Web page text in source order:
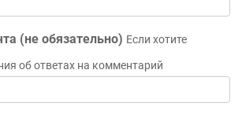
(не обязательно) Если хотите
об ответах на комментарий